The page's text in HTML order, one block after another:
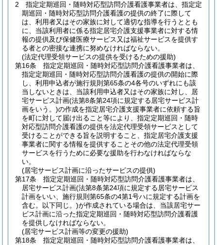
2
指定定期巡回・随時対応型訪問介護看護事業者は、指定定
期巡回・随時対応型訪問介護看護の提供の終了に際して
は、利用者又はその家族に対して適切な指導を行うととも
に、当該利用者に係る指定居宅介護支援事業者に対する情
報の提供及び保健医療サービス又は福祉サービスを提供す
る者との密接な連携に努めなければならない。
(法定代理受領サービスの提供を受けるための援助)
第16条
指定定期巡回・随時対応型訪問介護看護事業者は、
指定定期巡回・随時対応型訪問介護看護の提供の開始に際
し、利用申込者が施行規則第65条の4各号のいずれにも該
当しないときは、当該利用申込者又はその家族に対し、居
宅サービス計画(法第8条第24項に規定する居宅サービス計
画をいう。)の作成を指定居宅介護支援事業者に依頼する旨
を町に対して届け出ること等により、指定定期巡回・随時
対応型訪問介護看護の提供を法定代理受領サービスとして
受けることができる旨を説明すること、指定居宅介護支援
事業者に関する情報を提供することその他の法定代理受領
サービスを行うために必要な援助を行わなければならな
い。
(居宅サービス計画に沿ったサービスの提供)
第17条
指定定期巡回・随時対応型訪問介護看護事業者は、
居宅サービス計画(法第8条第24項に規定する居宅サービス
計画をいい、施行規則第65条の4第1号ハに規定する計画を
含む。以下同じ。)が作成されている場合は、当該居宅サー
ビス計画に沿った指定定期巡回・随時対応型訪問介護看護
を提供しなければならない。
(居宅サービス計画等の変更の援助)
第18条
指定定期巡回・随時対応型訪問介護看護事業者は、